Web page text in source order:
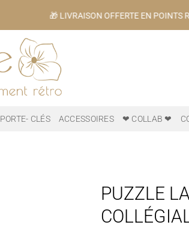
🎁 LIVRAISON OFFERTE EN POINTS
PORTE- CLÉS ACCESSOIRES ❤ COLLAB ❤
PUZZLE